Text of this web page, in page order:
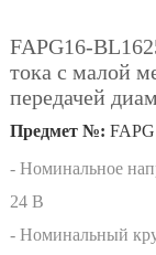
FAPG16-
тока с малой
передачей
Предмет №:
- Номинальное
24 В
- Номинальный